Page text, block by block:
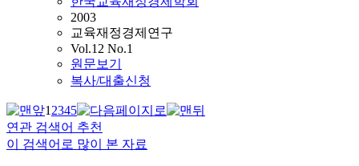
2003
교육재정경제연구
Vol.12 No.1
원문보기
복사/대출신청
12345
연관 검색어 추천
이 검색어로 많이 본 자료